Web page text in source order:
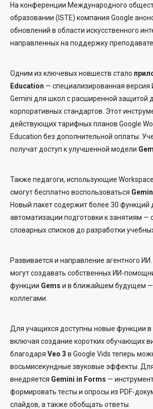
На конференции Международного
образовании (ISTE) компания Google
обновлений в области искусственного
направленных на поддержку
Одним из ключевых новшеств стало
Education — специализированная
Gemini для школ с расширенной защитой
корпоративных стандартов. Этот
действующих тарифных планов Google
Education без дополнительной оплаты.
получат доступ к улучшенной модели
Также педагоги, использующие
смогут бесплатно воспользоваться
Новый пакет содержит более 30 функций
автоматизации подготовки к занятиям —
словарных списков до разработки
Развивается и направление агентного
могут создавать собственных ИИ-
функции Gems и в ближайшем будущем —
коллегами.
Для учащихся доступны новые функции в
включая создание коротких обучающих
благодаря Veo 3 в Google Vids теперь
восьмисекундные звуковые эффекты.
внедряется Gemini in Forms —
формировать тесты и опросы из PDF-
слайдов, а также обобщать ответы.